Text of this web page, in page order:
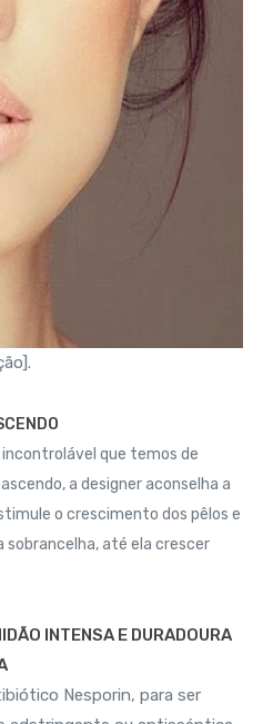
que temos de
a designer aconselha a
o crescimento dos pêlos e
sobrancelha, até ela crescer
INTENSA E DURADOURA
Nesporin, para ser